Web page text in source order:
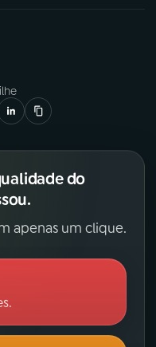
do
apenas um clique.